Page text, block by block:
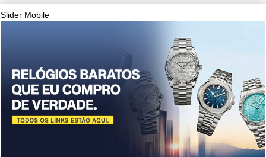
Slider Mobile